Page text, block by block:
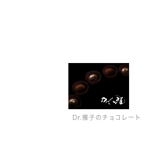
Dr.雅子のチョコレート